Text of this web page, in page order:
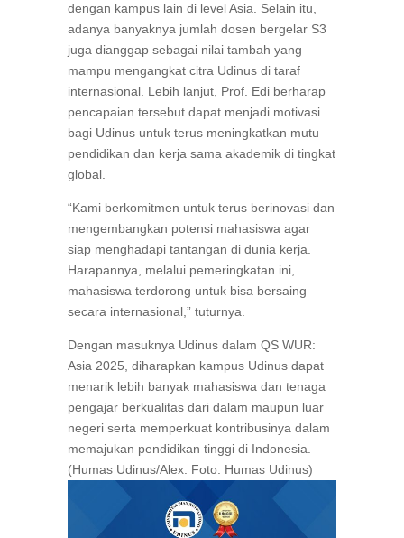
dengan kampus lain di level Asia. Selain itu,
adanya banyaknya jumlah dosen bergelar S3
juga dianggap sebagai nilai tambah yang
mampu mengangkat citra Udinus di taraf
internasional. Lebih lanjut, Prof. Edi berharap
pencapaian tersebut dapat menjadi motivasi
bagi Udinus untuk terus meningkatkan mutu
pendidikan dan kerja sama akademik di tingkat
global.
“Kami berkomitmen untuk terus berinovasi dan
mengembangkan potensi mahasiswa agar
siap menghadapi tantangan di dunia kerja.
Harapannya, melalui pemeringkatan ini,
mahasiswa terdorong untuk bisa bersaing
secara internasional,” tuturnya.
Dengan masuknya Udinus dalam QS WUR:
Asia 2025, diharapkan kampus Udinus dapat
menarik lebih banyak mahasiswa dan tenaga
pengajar berkualitas dari dalam maupun luar
negeri serta memperkuat kontribusinya dalam
memajukan pendidikan tinggi di Indonesia.
(Humas Udinus/Alex. Foto: Humas Udinus)